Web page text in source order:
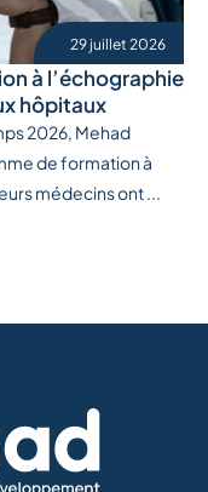
29 juillet 2026
à l’échographie
hôpitaux
2026, Mehad
de formation à
médecins ont ...